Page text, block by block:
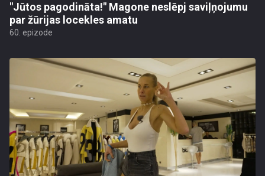
"Jūtos pagodināta!" Magone neslēpj saviļņojumu
par žūrijas locekles amatu
60. epizode